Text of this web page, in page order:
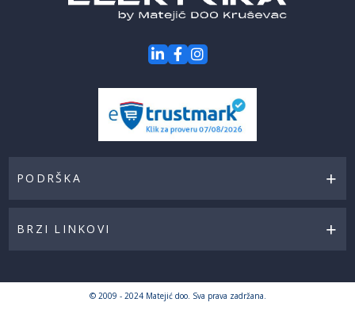
PODRŠKA
BRZI LINKOVI
© 2009 - 2024 Matejić doo. Sva prava zadržana.